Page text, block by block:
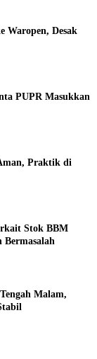
Waropen, Desak
PUPR Masukkan
Praktik di
Stok BBM
Bermasalah
Malam,